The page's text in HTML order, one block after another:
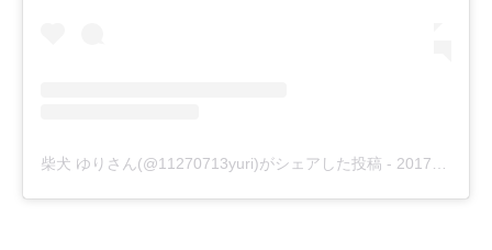
柴犬 ゆりさん(@11270713yuri)がシェアした投稿 - 2017年 9月月18日午前3時55分PDT